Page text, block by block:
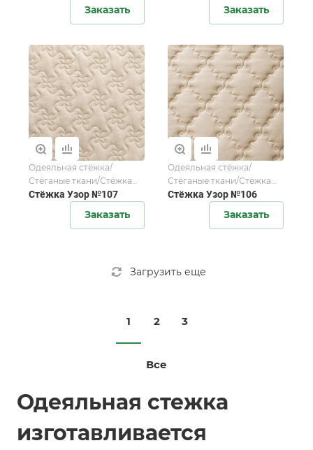
Заказать Заказать
Одеяльная стёжка/
Стёганые ткани/Стёжка
для домашнего текстиля
Стёжка Узор №107
Заказать
Одеяльная стёжка/
Стёганые ткани/Стёжка
для домашнего текстиля
Стёжка Узор №106
Заказать
Загрузить еще
1 2 3
Все
Одеяльная стежка
изготавливается